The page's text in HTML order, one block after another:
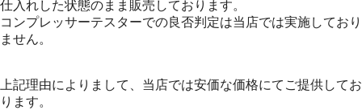
仕入れした状態のまま販売しております。
コンプレッサーテスターでの良否判定は当店では実施しており
ません。
上記理由によりまして、当店では安価な価格にてご提供してお
ります。